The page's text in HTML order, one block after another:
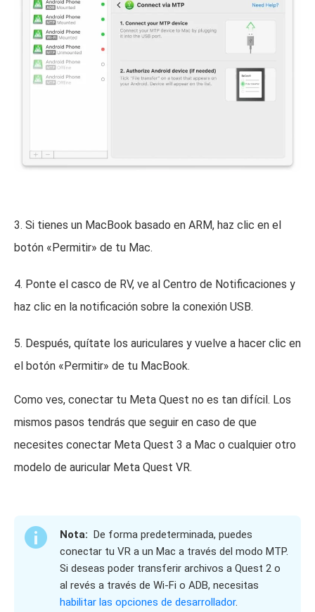
3. Si tienes un MacBook basado en ARM, haz clic en el
botón «Permitir» de tu Mac.
4. Ponte el casco de RV, ve al Centro de Notificaciones y
haz clic en la notificación sobre la conexión USB.
5. Después, quítate los auriculares y vuelve a hacer clic en
el botón «Permitir» de tu MacBook.
Como ves, conectar tu Meta Quest no es tan difícil. Los
mismos pasos tendrás que seguir en caso de que
necesites conectar Meta Quest 3 a Mac o cualquier otro
modelo de auricular Meta Quest VR.
Nota: De forma predeterminada, puedes
conectar tu VR a un Mac a través del modo MTP.
Si deseas poder transferir archivos a Quest 2 o
al revés a través de Wi-Fi o ADB, necesitas
habilitar las opciones de desarrollador.